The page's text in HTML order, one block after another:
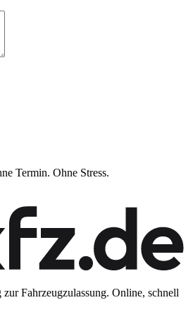
Termin. Ohne Stress.
zur Fahrzeugzulassung. Online, schnell